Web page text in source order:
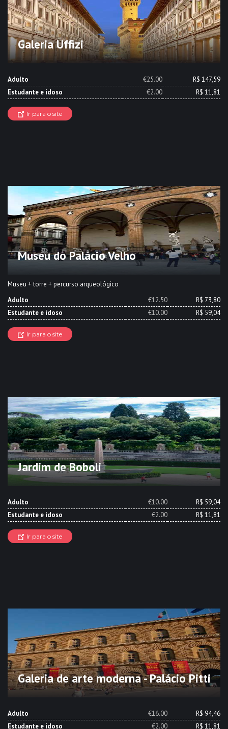
Galeria Uffizi
Adulto €25.00
R$ 147,59
Estudante e idoso
€2.00 R$ 11,81
Ir para o site
Museu do Palácio Velho
Museu + torre + percurso arqueológico
Adulto
€12.50
R$ 73,80
Estudante e idoso
€10.00 R$ 59,04
Ir para o site
Jardim de Boboli
Adulto €10.00
R$ 59,04
Estudante e idoso
€2.00 R$ 11,81
Ir para o site
Galeria de arte moderna - Palácio Pitti
Adulto €16.00
R$ 94,46
Estudante e idoso
€2.00 R$ 11,81